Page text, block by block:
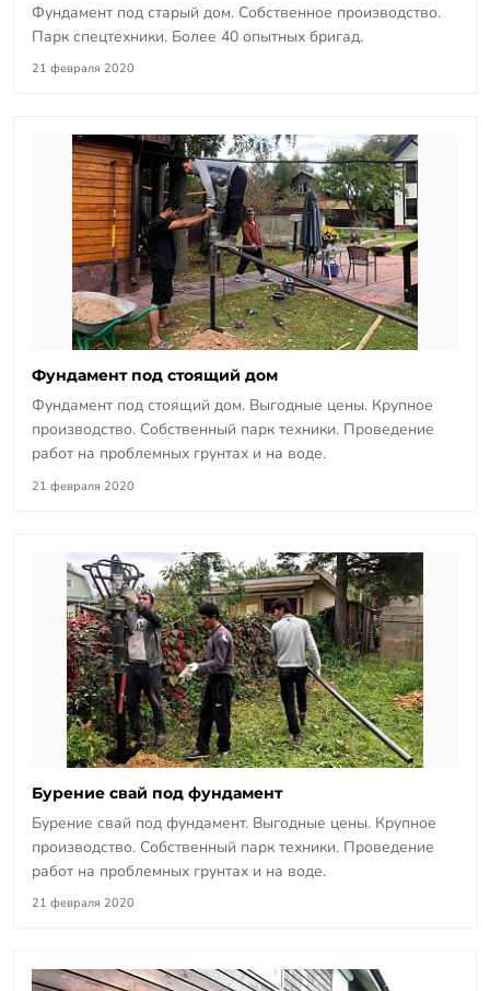
Фундамент под старый дом. Собственное производство.
Парк спецтехники. Более 40 опытных бригад.
21 февраля 2020
Фундамент под стоящий дом
Фундамент под стоящий дом. Выгодные цены. Крупное
производство. Собственный парк техники. Проведение
работ на проблемных грунтах и на воде.
21 февраля 2020
Бурение свай под фундамент
Бурение свай под фундамент. Выгодные цены. Крупное
производство. Собственный парк техники. Проведение
работ на проблемных грунтах и на воде.
21 февраля 2020